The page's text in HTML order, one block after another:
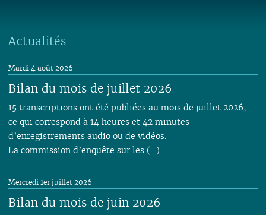
Actualités
Bilan du mois de juillet 2026
Mardi 4 août 2026
15 transcriptions ont été publiées au mois de juillet 2026,
ce qui correspond à 14 heures et 42 minutes
d’enregistrements audio ou de vidéos.
La commission d’enquête sur les (…)
Bilan du mois de juin 2026
Mercredi 1er juillet 2026